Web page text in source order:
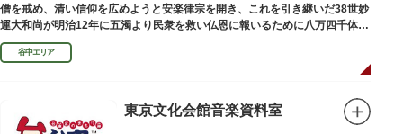
僧を戒め、清い信仰を広めようと安楽律宗を開き、これを引き継いだ38世妙
運大和尚が明治12年に五濁より民衆を救い仏恩に報いるために八万四千体の
石地蔵建立を発願しました。現在では2万５千体を超える像が造立されてい
ます。谷中エリア
東京文化会館音楽資料室